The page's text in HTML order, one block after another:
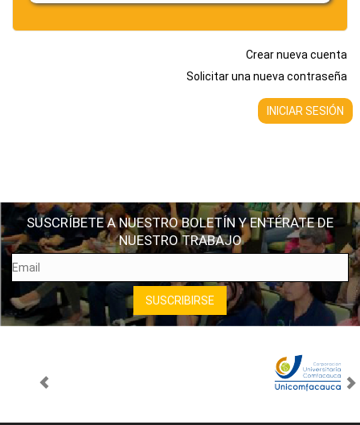
Crear nueva cuenta
Solicitar una nueva contraseña
SUSCRÍBETE A NUESTRO BOLETÍN Y ENTÉRATE DE
NUESTRO TRABAJO